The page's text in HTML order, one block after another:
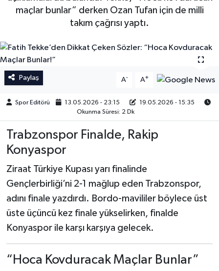
maçlar bunlar” derken Ozan Tufan için de milli
takım çağrısı yaptı.
Paylaş A- A+
Spor Editörü 13.05.2026 - 23:15
19.05.2026 - 15:35
Okunma Süresi: 2 Dk
Trabzonspor Finalde, Rakip
Konyaspor
Ziraat Türkiye Kupası yarı finalinde
Gençlerbirliği’ni 2-1 mağlup eden Trabzonspor,
adını finale yazdırdı. Bordo-mavililer böylece üst
üste üçüncü kez finale yükselirken, finalde
Konyaspor ile karşı karşıya gelecek.
“Hoca Kovduracak Maçlar Bunlar”
İngiltere Premier Lig
İngiltere Premier Lig
Eredevise
Portekiz Ligi
Diğer Futbol Ligleri
Türkiye Basketbol Ligi